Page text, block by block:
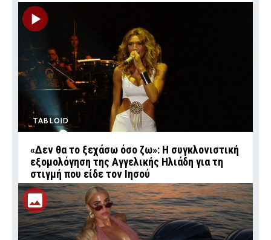
TABLOID
«Δεν θα το ξεχάσω όσο ζω»: Η συγκλονιστική
εξομολόγηση της Αγγελικής Ηλιάδη για τη
στιγμή που είδε τον Ιησού